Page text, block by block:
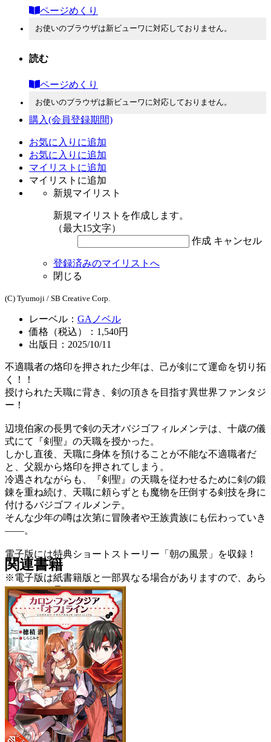
ページめくり
お使いのブラウザは新ビューワに対応しておりません。
読む
ページめくり
お使いのブラウザは新ビューワに対応しておりません。
購入(会員登録期間)
お気に入りに追加
お気に入りに追加
マイリストに追加
マイリストに追加
新規マイリスト
新規マイリストを作成します。
（最大15文字）
作成 キャンセル
登録済みのマイリストへ
閉じる
(C) Tyumoji / SB Creative Corp.
レーベル： GAノベル
価格（税込）：1,540円
出版日：2025/10/11
不適職者の烙印を押された少年は、己が剣にて運命を切り拓
く！！
授けられた天職に背き、剣の頂きを目指す異世界ファンタジ
ー！
辺境伯家の長男で剣の天才バジゴフィルメンテは、十歳の儀
式にて『剣聖』の天職を授かった。
しかし直後、天職に身体を預けることが不能な不適職者だ
と、父親から烙印を押されてしまう。
冷遇されながらも、『剣聖』の天職を従わせるために剣の鍛
錬を重ね続け、天職に頼らずとも魔物を圧倒する剣技を身に
付けるバジゴフィルメンテ。
そんな少年の噂は次第に冒険者や王族貴族にも伝わっていき
――。
電子版には特典ショートストーリー「朝の風景」を収録！
※電子版は紙書籍版と一部異なる場合がありますので、あら
かじめご了承ください
続きを読む
関連書籍